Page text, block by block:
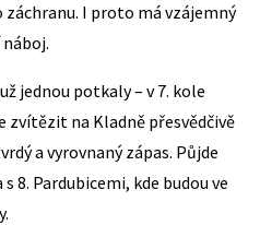
I proto má vzájemný
náboj.
jednou potkaly – v 7. kole
zvítězit na Kladně přesvědčivě
a vyrovnaný zápas. Půjde
8. Pardubicemi, kde budou ve